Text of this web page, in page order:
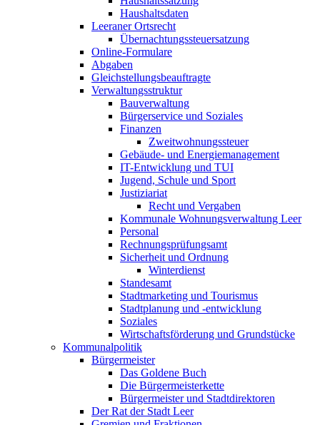
Haushaltsdaten
Leeraner Ortsrecht
Übernachtungssteuersatzung
Online-Formulare
Abgaben
Gleichstellungsbeauftragte
Verwaltungsstruktur
Bauverwaltung
Bürgerservice und Soziales
Finanzen
Zweitwohnungssteuer
Gebäude- und Energiemanagement
IT-Entwicklung und TUI
Jugend, Schule und Sport
Justiziariat
Recht und Vergaben
Kommunale Wohnungsverwaltung Leer
Personal
Rechnungsprüfungsamt
Sicherheit und Ordnung
Winterdienst
Standesamt
Stadtmarketing und Tourismus
Stadtplanung und -entwicklung
Soziales
Wirtschaftsförderung und Grundstücke
Kommunalpolitik
Bürgermeister
Das Goldene Buch
Die Bürgermeisterkette
Bürgermeister und Stadtdirektoren
Der Rat der Stadt Leer